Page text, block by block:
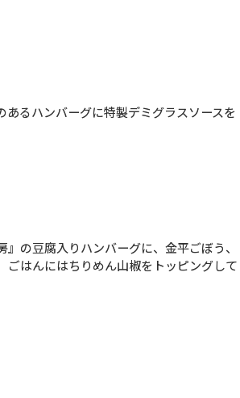
あるハンバーグに特製デミグラスソースを
の豆腐入りハンバーグに、金平ごぼう、
はんにはちりめん山椒をトッピングして